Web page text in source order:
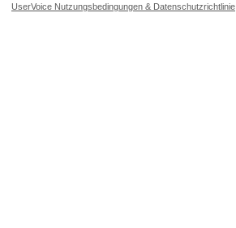
UserVoice Nutzungsbedingungen & Datenschutzrichtlinie